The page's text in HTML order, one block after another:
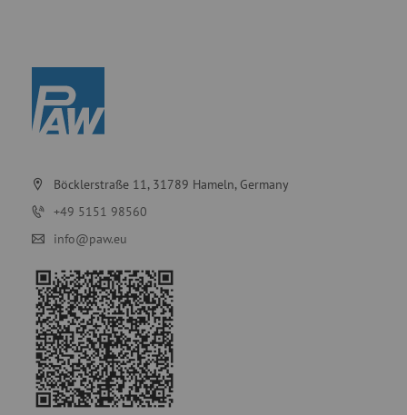
Böcklerstraße 11, 31789 Hameln, Germany
+49 5151 98560
info@paw.eu